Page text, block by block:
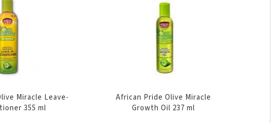
Miracle Leave-
355 ml
African Pride Olive Miracle
Growth Oil 237 ml